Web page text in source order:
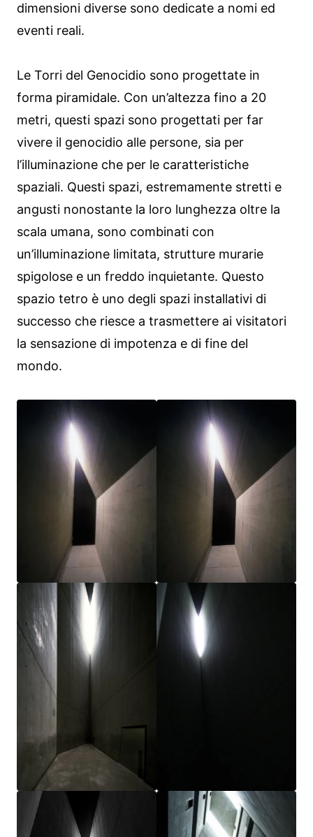
dimensioni diverse sono dedicate a nomi ed
eventi reali.
Le Torri del Genocidio sono progettate in
forma piramidale. Con un’altezza fino a 20
metri, questi spazi sono progettati per far
vivere il genocidio alle persone, sia per
l’illuminazione che per le caratteristiche
spaziali. Questi spazi, estremamente stretti e
angusti nonostante la loro lunghezza oltre la
scala umana, sono combinati con
un’illuminazione limitata, strutture murarie
spigolose e un freddo inquietante. Questo
spazio tetro è uno degli spazi installativi di
successo che riesce a trasmettere ai visitatori
la sensazione di impotenza e di fine del
mondo.